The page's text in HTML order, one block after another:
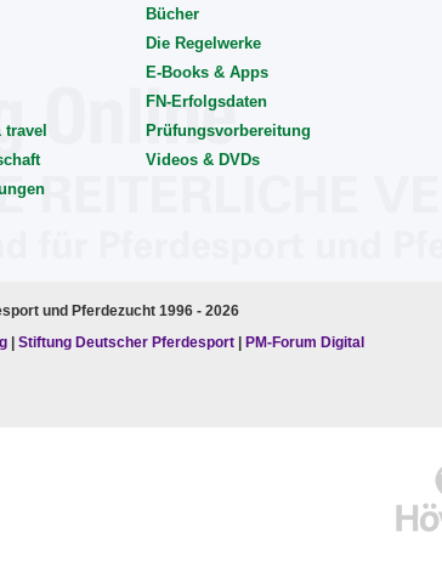
Bücher
Die Regelwerke
E-Books & Apps
FN-Erfolgsdaten
Prüfungsvorbereitung
Videos & DVDs
und Pferdezucht 1996 - 2026
Stiftung Deutscher Pferdesport
PM-Forum Digital